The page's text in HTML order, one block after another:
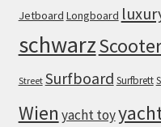
Jetboard Longboard
schwarzScooter
Street Surfboard Surfbrett
Wien yacht toy